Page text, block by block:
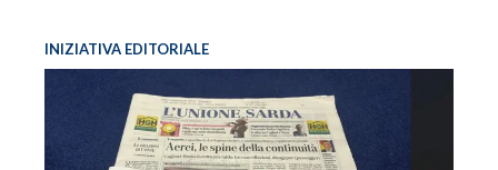
INIZIATIVA EDITORIALE